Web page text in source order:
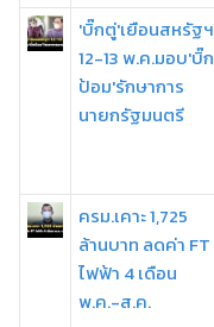
'บิ๊กตู่'เยือนสหรัฐฯ
12-13 พ.ค.มอบ'บิ๊ก
ป้อม'รักษาการ
นายกรัฐมนตรี
ครม.เคาะ 1,725
ล้านบาท ลดค่า FT
ไฟฟ้า 4 เดือน
พ.ค.-ส.ค.